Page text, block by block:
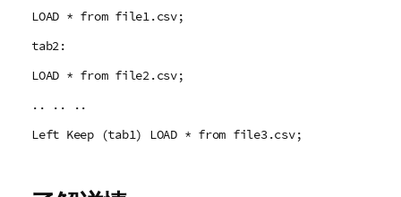
LOAD * from file1.csv;
tab2:
LOAD * from file2.csv;
.. .. ..
Left Keep (tab1) LOAD * from file3.csv;